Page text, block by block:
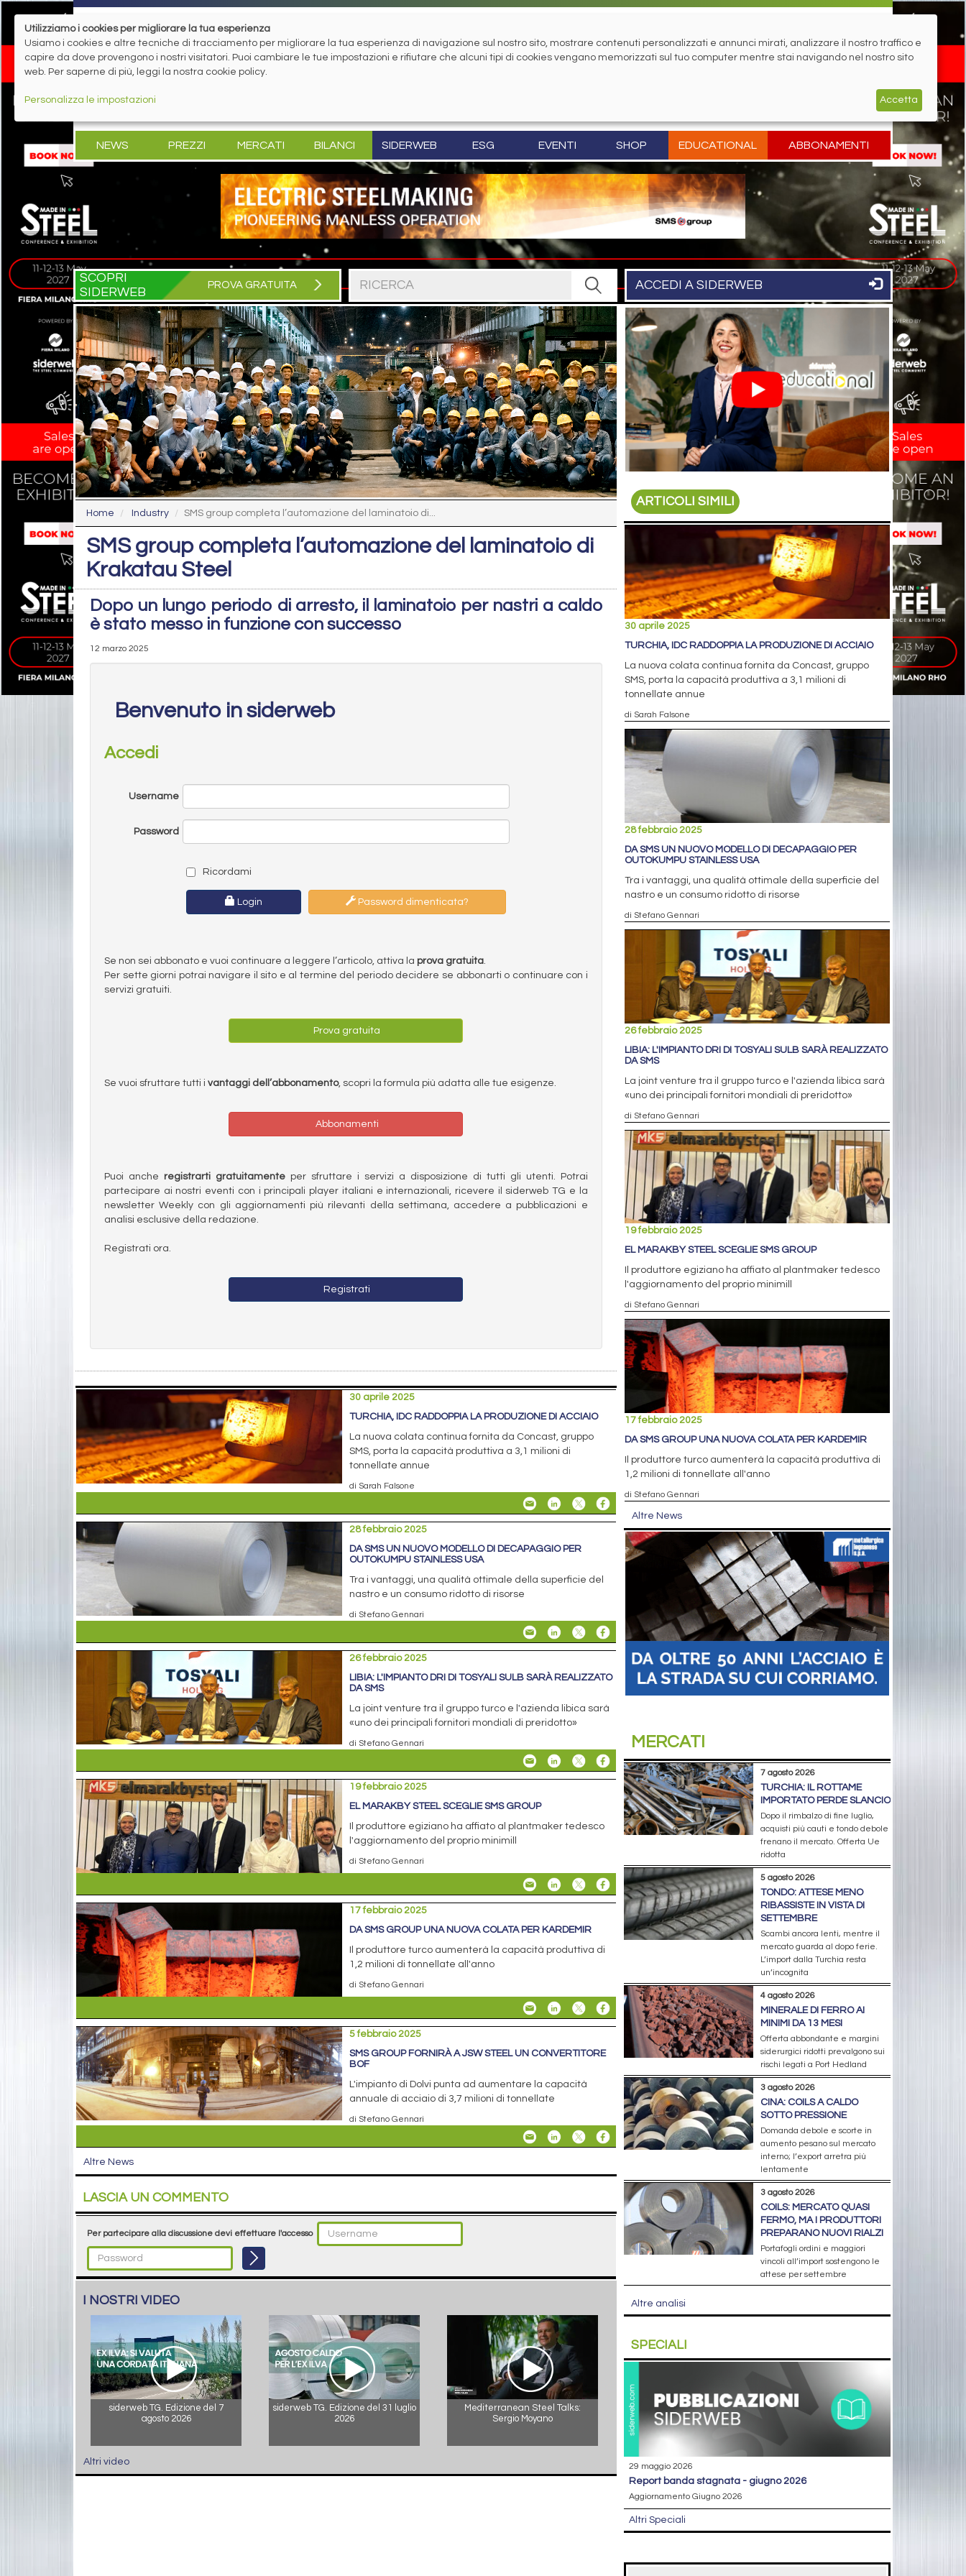
NEWS PREZZI MERCATI BILANCI SIDERWEB ESG EVENTI SHOP EDUCATIONAL ABBONAMENTI
SCOPRI
SIDERWEB
PROVA GRATUITA ACCEDI A SIDERWEB
Home Industry SMS group completa l’automazione del laminatoio di...
SMS group completa l’automazione del laminatoio di
Krakatau Steel
Dopo un lungo periodo di arresto, il laminatoio per nastri a caldo
è stato messo in funzione con successo
12 marzo 2025
Benvenuto in siderweb
Accedi
Username
Password
Ricordami
Login Password dimenticata?
Se non sei abbonato e vuoi continuare a leggere l’articolo, attiva la prova gratuita.
Per sette giorni potrai navigare il sito e al termine del periodo decidere se abbonarti o continuare con i
servizi gratuiti.
Prova gratuita
Se vuoi sfruttare tutti i vantaggi dell’abbonamento, scopri la formula più adatta alle tue esigenze.
Abbonamenti
Puoi anche registrarti gratuitamenteper sfruttare i servizi a disposizione di tutti gli utenti. Potrai
partecipare ai nostri eventi con i principali player italiani e internazionali, ricevere il siderweb TG e la
newsletter Weekly con gli aggiornamenti più rilevanti della settimana, accedere a pubblicazioni e
analisi esclusive della redazione.
Registrati ora.
Registrati
30 aprile 2025
TURCHIA, IDC RADDOPPIA LA PRODUZIONE DI ACCIAIO
La nuova colata continua fornita da Concast, gruppo
SMS, porta la capacità produttiva a 3,1 milioni di
tonnellate annue
di Sarah Falsone
28 febbraio 2025
DA SMS UN NUOVO MODELLO DI DECAPAGGIO PER
OUTOKUMPU STAINLESS USA
Tra i vantaggi, una qualità ottimale della superficie del
nastro e un consumo ridotto di risorse
di Stefano Gennari
26 febbraio 2025
LIBIA: L'IMPIANTO DRI DI TOSYALI SULB SARÀ REALIZZATO
DA SMS
La joint venture tra il gruppo turco e l'azienda libica sarà
«uno dei principali fornitori mondiali di preridotto»
di Stefano Gennari
19 febbraio 2025
EL MARAKBY STEEL SCEGLIE SMS GROUP
Il produttore egiziano ha affiato al plantmaker tedesco
l'aggiornamento del proprio minimill
di Stefano Gennari
17 febbraio 2025
DA SMS GROUP UNA NUOVA COLATA PER KARDEMIR
Il produttore turco aumenterà la capacità produttiva di
1,2 milioni di tonnellate all'anno
di Stefano Gennari
5 febbraio 2025
SMS GROUP FORNIRÀ A JSW STEEL UN CONVERTITORE
BOF
L'impianto di Dolvi punta ad aumentare la capacità
annuale di acciaio di 3,7 milioni di tonnellate
di Stefano Gennari
Altre News
LASCIA UN COMMENTO
Per partecipare alla discussione devi effettuare l'accesso
I NOSTRI VIDEO
siderweb TG. Edizione del 7
agosto 2026
siderweb TG. Edizione del 31 luglio
2026
Mediterranean Steel Talks:
Sergio Moyano
Altri video
ARTICOLI SIMILI
30 aprile 2025
TURCHIA, IDC RADDOPPIA LA PRODUZIONE DI ACCIAIO
La nuova colata continua fornita da Concast, gruppo
SMS, porta la capacità produttiva a 3,1 milioni di
tonnellate annue
di Sarah Falsone
28 febbraio 2025
DA SMS UN NUOVO MODELLO DI DECAPAGGIO PER
OUTOKUMPU STAINLESS USA
Tra i vantaggi, una qualità ottimale della superficie del
nastro e un consumo ridotto di risorse
di Stefano Gennari
26 febbraio 2025
LIBIA: L'IMPIANTO DRI DI TOSYALI SULB SARÀ REALIZZATO
DA SMS
La joint venture tra il gruppo turco e l'azienda libica sarà
«uno dei principali fornitori mondiali di preridotto»
di Stefano Gennari
19 febbraio 2025
EL MARAKBY STEEL SCEGLIE SMS GROUP
Il produttore egiziano ha affiato al plantmaker tedesco
l'aggiornamento del proprio minimill
di Stefano Gennari
17 febbraio 2025
DA SMS GROUP UNA NUOVA COLATA PER KARDEMIR
Il produttore turco aumenterà la capacità produttiva di
1,2 milioni di tonnellate all'anno
di Stefano Gennari
Altre News
MERCATI
7 agosto 2026
TURCHIA: IL ROTTAME
IMPORTATO PERDE SLANCIO
Dopo il rimbalzo di fine luglio,
acquisti più cauti e tondo debole
frenano il mercato. Offerta Ue
ridotta
5 agosto 2026
TONDO: ATTESE MENO
RIBASSISTE IN VISTA DI
SETTEMBRE
Scambi ancora lenti, mentre il
mercato guarda al dopo ferie.
L’import dalla Turchia resta
un’incognita
4 agosto 2026
MINERALE DI FERRO AI
MINIMI DA 13 MESI
Offerta abbondante e margini
siderurgici ridotti prevalgono sui
rischi legati a Port Hedland
3 agosto 2026
CINA: COILS A CALDO
SOTTO PRESSIONE
Domanda debole e scorte in
aumento pesano sul mercato
interno; l’export arretra più
lentamente
3 agosto 2026
COILS: MERCATO QUASI
FERMO, MA I PRODUTTORI
PREPARANO NUOVI RIALZI
Portafogli ordini e maggiori
vincoli all’import sostengono le
attese per settembre
Altre analisi
SPECIALI
29 maggio 2026
report banda stagnata - giugno 2026
Aggiornamento Giugno 2026
Altri Speciali
Utilizziamo i cookies per migliorare la tua esperienza
Usiamo i cookies e altre tecniche di tracciamento per migliorare la tua esperienza di navigazione sul nostro sito, mostrare contenuti personalizzati e annunci mirati, analizzare il nostro traffico e
capire da dove provengono i nostri visitatori. Puoi cambiare le tue impostazioni e rifiutare che alcuni tipi di cookies vengano memorizzati sul tuo computer mentre stai navigando nel nostro sito
web. Per saperne di più, leggi la nostra cookie policy.
Personalizza le impostazioni Accetta